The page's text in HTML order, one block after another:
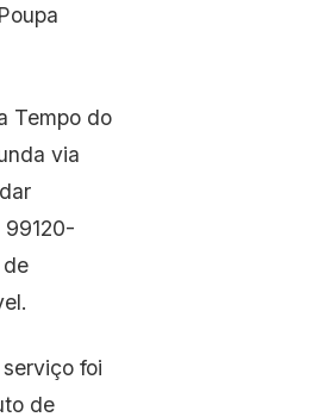
Tempo do
via
99120-
foi
de